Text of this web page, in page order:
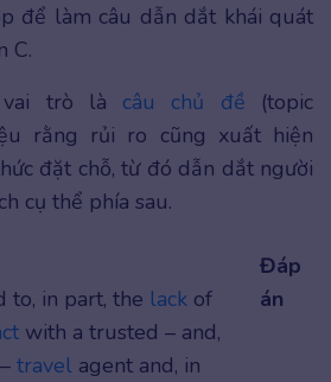
để làm câu dẫn dắt khái quát
C.
trò là câu chủ đề (topic
rằng rủi ro cũng xuất hiện
đặt chỗ, từ đó dẫn dắt người
cụ thể phía sau.
to, in part, the lack of
with a trusted – and,
– travel agent and, in
Đáp
án